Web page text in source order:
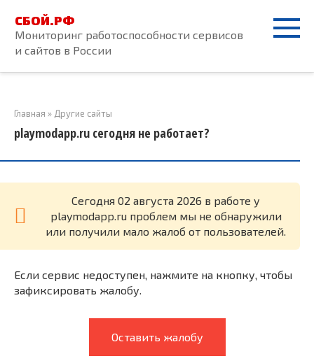
контенту
СБОЙ.РФ
Мониторинг работоспособности сервисов
и сайтов в России
Главная » Другие сайты
playmodapp.ru сегодня не работает?
Cегодня 02 августа 2026 в работе у
playmodapp.ru проблем мы не обнаружили
или получили мало жалоб от пользователей.
Если сервис недоступен, нажмите на кнопку, чтобы
зафиксировать жалобу.
Оставить жалобу